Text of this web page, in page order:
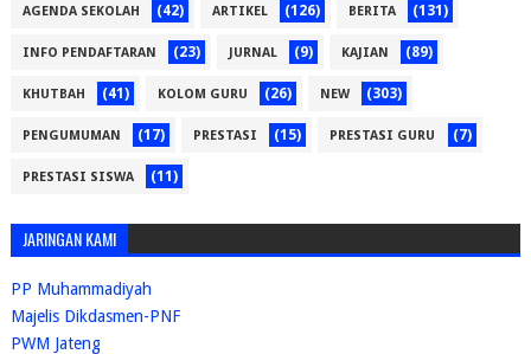
AGENDA SEKOLAH (42) ARTIKEL (126) BERITA (131)
INFO PENDAFTARAN (23) JURNAL (9) KAJIAN (89)
KHUTBAH (41) KOLOM GURU (26) NEW (303)
PENGUMUMAN (17) PRESTASI (15) PRESTASI GURU (7)
PRESTASI SISWA (11)
JARINGAN KAMI
PP Muhammadiyah
Majelis Dikdasmen-PNF
PWM Jateng